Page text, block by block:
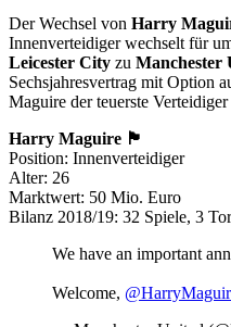
Der Wechsel von Harry
Innenverteidiger wechselt für
Leicester City zu Manchester
Sechsjahresvertrag mit Option
Maguire der teuerste
Harry Maguire 🏴󠁧󠁢󠁥󠁮󠁧󠁿
Position: Innenverteidiger
Alter: 26
Marktwert: 50 Mio. Euro
Bilanz 2018/19: 32 Spiele, 3
We have an important
Welcome,